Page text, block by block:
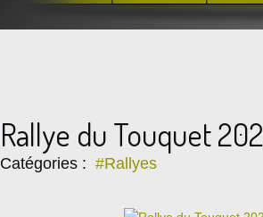
Rallye du Touquet
Catégories : #Rallyes